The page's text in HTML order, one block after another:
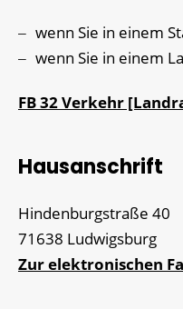
wenn Sie in einem
wenn Sie in einem
FB 32 Verkehr
Hausanschrift
Hindenburgstraße 40
71638 Ludwigsburg
Zur elektronischen